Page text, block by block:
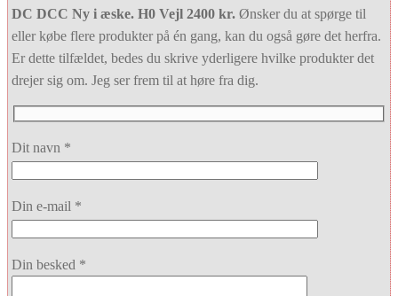
DC DCC Ny i æske. H0 Vejl 2400 kr. Ønsker du at spørge til
eller købe flere produkter på én gang, kan du også gøre det herfra.
Er dette tilfældet, bedes du skrive yderligere hvilke produkter det
drejer sig om. Jeg ser frem til at høre fra dig.
Dit navn *
Din e-mail *
Din besked *